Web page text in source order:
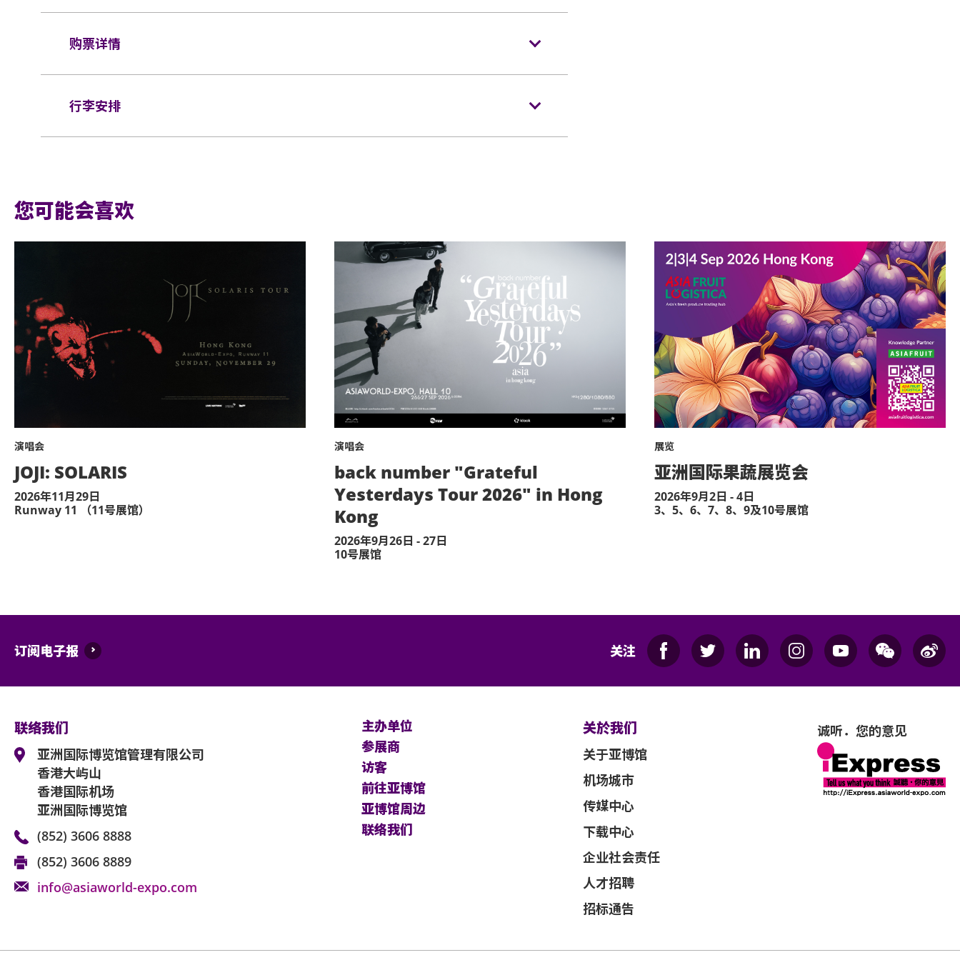
同时持有所提及的证明方可再次入场。亚洲国际博览馆有权增删及更换该权利。
轮椅座位门票只适用于须依赖轮椅移动的人士及其看顾人使用。每位轮椅人士在购买轮椅
*行动不便的证明指「残疾人士登记证」（肢体伤残类别）或其他有效的医生证明文
件以显示行动不便。
持票的轮椅人士若需要场馆职员协助入座，请在节目前致电亚洲国际博览馆（+852-3606
8000）以便预先安排。亦请轮椅人士提早到达演出场地，以便场馆职员安排顺利入座。
存于行李寄存服务柜位或地下的自助储物箱。
持有从官方票务销售点所购买的活动门票方可进入表演场内。门票如有任何损毁、污损、
任何情况下，遗失的企位或不设划位门票均不会获得补发。
基于安全理由，场馆范围内不准携带「自拍杆」。
亚洲国际博览馆范围内严禁吸烟。
严禁携带玻璃瓶、不论任何物料而比空气轻的充气物体（如：气球）、任何危险品、武
于亚洲国际博览馆范围内严禁携带及使用违禁药物。
于亚洲国际博览馆范围内严禁售卖或派发未获授权的商品或其他物品。
不准站于座椅上。
不准于楼梯及公众走廊停留。
严禁携带及发放烟花、烟火、或使用激光仪器。
不准携带及使用任何遥控飞行设备或玩具（如：模型直升机、无人驾驶飞机）。
演出可能会有强光、闪光或烟雾效果，如观众感到不适，或需要协助，请尽快通知现场医
疗或保安人员。
严禁炒卖门票。门票如已被使用或转售、分享予他人或作其他商业用途，亚洲国际博览馆
管理有限公司及主办机构将保留取消该门票之决定权。
持票人士同意遵守亚洲国际博览馆、主办机构及其官方票务之可适用条款及细则。各项条
款及细则。
亚洲国际博览馆管理有限公司作为场地提供者不能保证参加者的视野在活动中完全不受任
如有任何争议，亚洲国际博览馆管理有限公司及主办机构保留最终决定权。
如中、英文本启示有任何抵触或不相符之处，应以英文版本为准。
购票详情
网址：https://kktix.com
行李安排
您可能会喜欢
演唱会
JOJI: SOLARIS
2026年11月29日
Runway 11 （11号展馆）
演唱会
back number "Grateful
Yesterdays Tour 2026" in Hong
Kong
2026年9月26日 - 27日
10号展馆
展览
亚洲国际果蔬展览会
2026年9月2日 - 4日
3、5、6、7、8、9及10号展馆
订阅电子报 关注
联络我们
亚洲国际博览馆管理有限公司
香港大屿山
香港国际机场
亚洲国际博览馆
(852) 3606 8888
(852) 3606 8889
info@asiaworld-expo.com
主办单位
参展商
访客
前往亚博馆
亚博馆周边
联络我们
关於我们
关于亚博馆
机场城市
传媒中心
下载中心
企业社会责任
人才招聘
招标通告
诚听．您的意见